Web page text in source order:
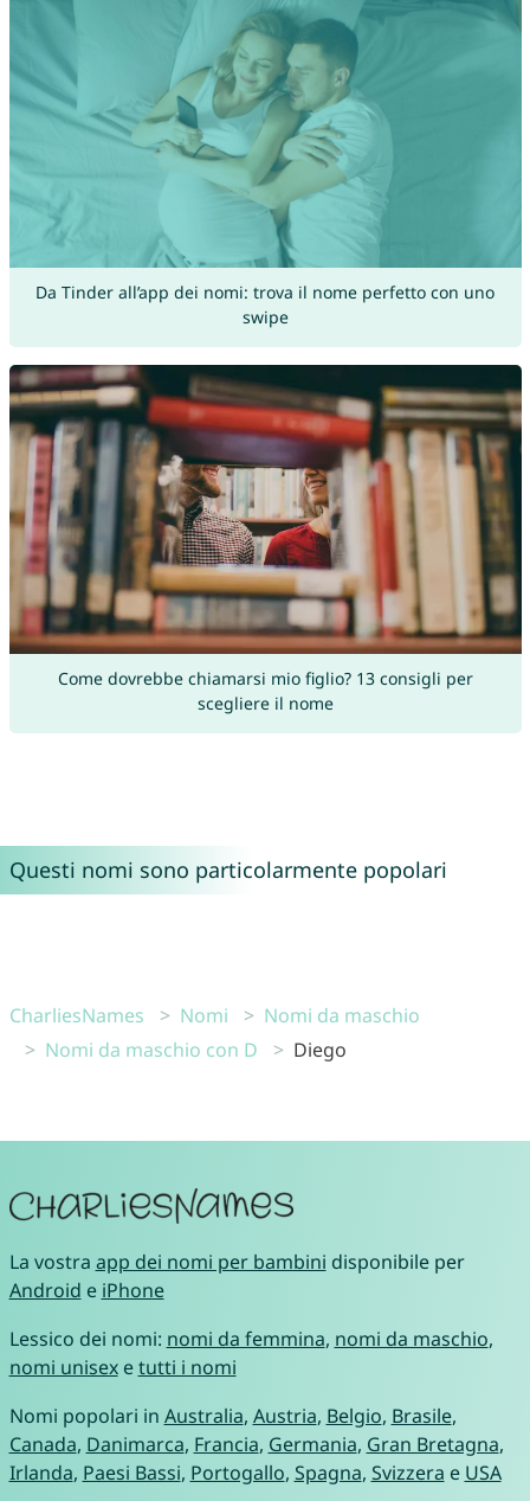
Da Tinder all’app dei nomi: trova il nome perfetto con uno
swipe
Come dovrebbe chiamarsi mio figlio? 13 consigli per
scegliere il nome
Questi nomi sono particolarmente popolari
CharliesNames Nomi
Nomi da maschio
Nomi da maschio con D
Diego
La vostra app dei nomi per bambini disponibile per
Android e iPhone
Lessico dei nomi: nomi da femmina, nomi da maschio,
nomi unisexetutti i nomi
Nomi popolari in Australia, Austria, Belgio, Brasile,
Canada, Danimarca, Francia, Germania, Gran Bretagna,
Irlanda, Paesi Bassi, Portogallo, Spagna, Svizzera e USA